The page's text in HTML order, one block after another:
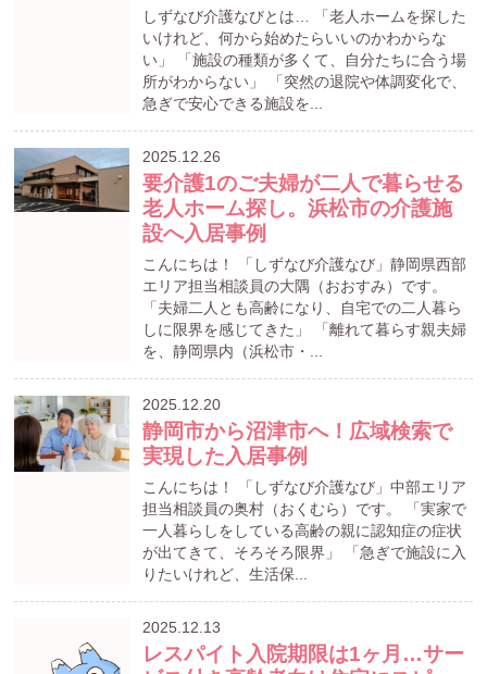
しずなび介護なびとは… 「老人ホームを探した
いけれど、何から始めたらいいのかわからな
い」 「施設の種類が多くて、自分たちに合う場
所がわからない」 「突然の退院や体調変化で、
急ぎで安心できる施設を...
2025.12.26
要介護1のご夫婦が二人で暮らせる
老人ホーム探し。浜松市の介護施
設へ入居事例
こんにちは！ 「しずなび介護なび」静岡県西部
エリア担当相談員の大隅（おおすみ）です。
「夫婦二人とも高齢になり、自宅での二人暮ら
しに限界を感じてきた」 「離れて暮らす親夫婦
を、静岡県内（浜松市・...
2025.12.20
静岡市から沼津市へ！広域検索で
実現した入居事例
こんにちは！ 「しずなび介護なび」中部エリア
担当相談員の奥村（おくむら）です。 「実家で
一人暮らしをしている高齢の親に認知症の症状
が出てきて、そろそろ限界」 「急ぎで施設に入
りたいけれど、生活保...
2025.12.13
レスパイト入院期限は1ヶ月…サー